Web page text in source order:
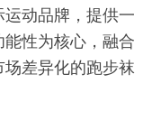
动品牌，提供一
性为核心，融合
差异化的跑步袜